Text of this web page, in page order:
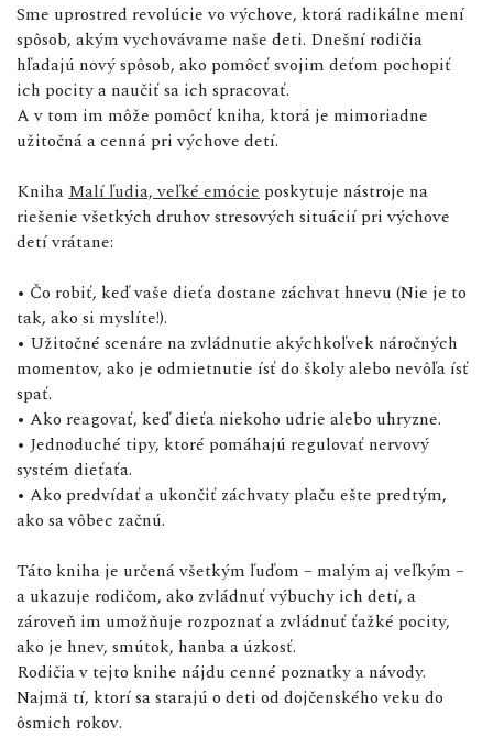
Sme uprostred revolúcie vo výchove, ktorá radikálne mení
spôsob, akým vychovávame naše deti. Dnešní rodičia
hľadajú nový spôsob, ako pomôcť svojim deťom pochopiť
ich pocity a naučiť sa ich spracovať.
A v tom im môže pomôcť kniha, ktorá je mimoriadne
užitočná a cenná pri výchove detí.
KnihaMalí ľudia, veľké emócie poskytuje nástroje na
riešenie všetkých druhov stresových situácií pri výchove
detí vrátane:
• Čo robiť, keď vaše dieťa dostane záchvat hnevu (Nie je to
tak, ako si myslíte!).
• Užitočné scenáre na zvládnutie akýchkoľvek náročných
momentov, ako je odmietnutie ísť do školy alebo nevôľa ísť
spať.
• Ako reagovať, keď dieťa niekoho udrie alebo uhryzne.
• Jednoduché tipy, ktoré pomáhajú regulovať nervový
systém dieťaťa.
• Ako predvídať a ukončiť záchvaty plaču ešte predtým,
ako sa vôbec začnú.
Táto kniha je určená všetkým ľuďom – malým aj veľkým –
a ukazuje rodičom, ako zvládnuť výbuchy ich detí, a
zároveň im umožňuje rozpoznať a zvládnuť ťažké pocity,
ako je hnev, smútok, hanba a úzkosť.
Rodičia v tejto knihe nájdu cenné poznatky a návody.
Najmä tí, ktorí sa starajú o deti od dojčenského veku do
ôsmich rokov.